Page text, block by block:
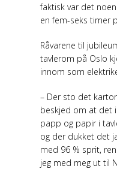
faktisk var det
en fem-seks timer
Råvarene til
tavlerom på Oslo
innom som
– Der sto det
beskjed om at det
papp og papir i
og der dukket det
med 96 % sprit,
jeg med meg ut til